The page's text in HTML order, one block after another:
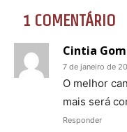
1 COMENTÁRIO
Cintia
7 de janeiro de
O melhor
mais será
Responder